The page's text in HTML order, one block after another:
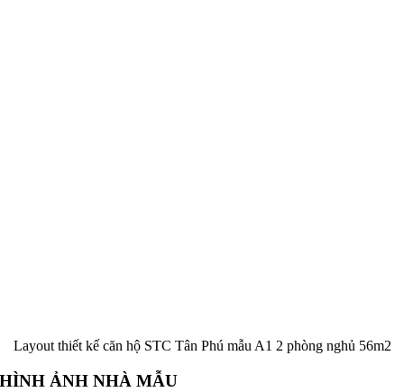
Layout thiết kế căn hộ STC Tân Phú mẫu A1 2 phòng nghủ 56m2
HÌNH ẢNH NHÀ MẪU